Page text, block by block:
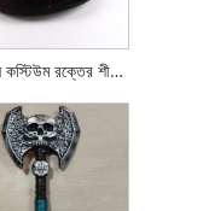
হ্যালোইন কস্টিউম রক্তের শীর্ষ টুপি